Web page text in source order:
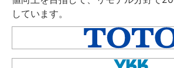
しています。